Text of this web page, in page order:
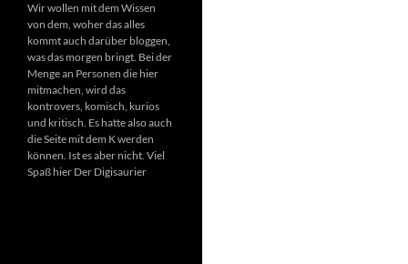
Wir wollen mit dem Wissen
von dem, woher das alles
kommt auch darüber bloggen,
was das morgen bringt. Bei der
Menge an Personen die hier
mitmachen, wird das
kontrovers, komisch, kurios
und kritisch. Es hatte also auch
die Seite mit dem K werden
können. Ist es aber nicht. Viel
Spaß hier Der Digisaurier